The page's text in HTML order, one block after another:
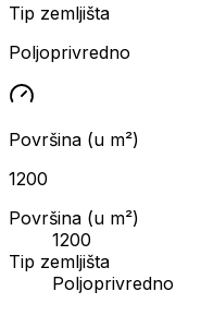
Tip zemljišta
Poljoprivredno
Površina (u m²)
1200
Površina (u m²)
1200
Tip zemljišta
Poljoprivredno